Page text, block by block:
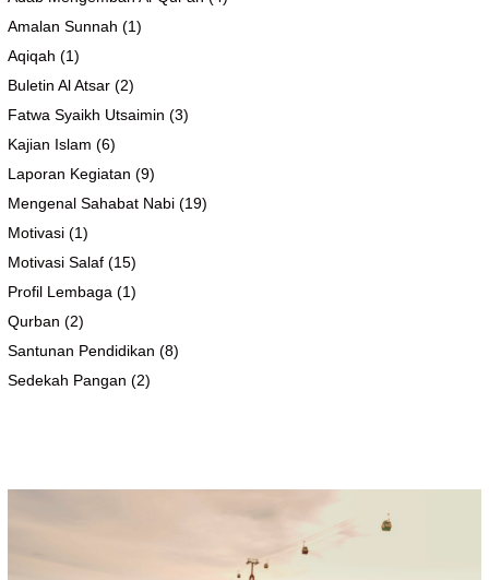
Amalan Sunnah (1)
Aqiqah (1)
Buletin Al Atsar (2)
Fatwa Syaikh Utsaimin (3)
Kajian Islam (6)
Laporan Kegiatan (9)
Mengenal Sahabat Nabi (19)
Motivasi (1)
Motivasi Salaf (15)
Profil Lembaga (1)
Qurban (2)
Santunan Pendidikan (8)
Sedekah Pangan (2)